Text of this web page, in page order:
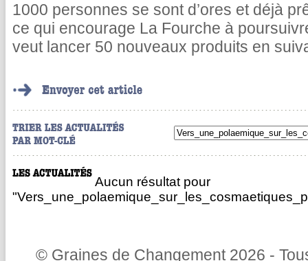
1000 personnes se sont d’ores et déjà
ce qui encourage La Fourche à
veut lancer 50 nouveaux produits en
Aucun résultat pour
© Graines de Changement 2026 -